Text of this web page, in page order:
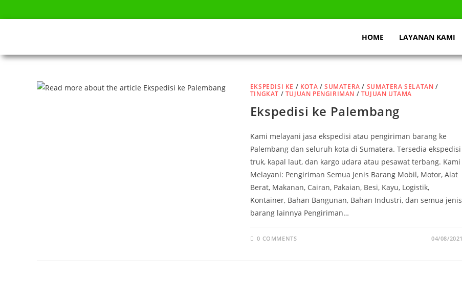
HOME LAYANAN KAMI
EKSPEDISI KE / KOTA /SUMATERA / SUMATERA SELATAN /
TINGKAT / TUJUAN PENGIRIMAN / TUJUAN UTAMA
Ekspedisi ke Palembang
Kami melayani jasa ekspedisi atau pengiriman barang ke
Palembang dan seluruh kota di Sumatera. Tersedia ekspedisi
truk, kapal laut, dan kargo udara atau pesawat terbang. Kami
Melayani: Pengiriman Semua Jenis Barang Mobil, Motor, Alat
Berat, Makanan, Cairan, Pakaian, Besi, Kayu, Logistik,
Kontainer, Bahan Bangunan, Bahan Industri, dan semua jenis
barang lainnya Pengiriman…
0 COMMENTS 04/08/2021